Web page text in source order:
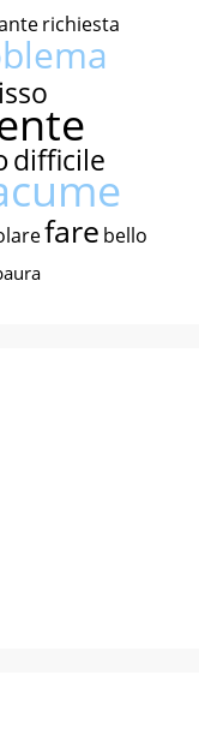
richiesta
difficile
fare bello